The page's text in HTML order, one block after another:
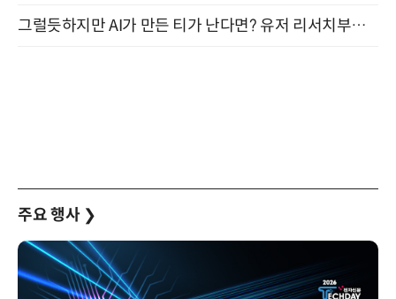
그럴듯하지만 AI가 만든 티가 난다면? 유저 리서치부터 배포까지! (9/15)
주요 행사 ❯